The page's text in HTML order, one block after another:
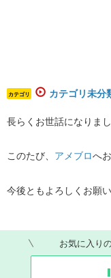
カテゴリ カテゴリ未分
長らくお世話になりま
このたび、 アメブロへ
今後ともよろしくお願
お気に入り